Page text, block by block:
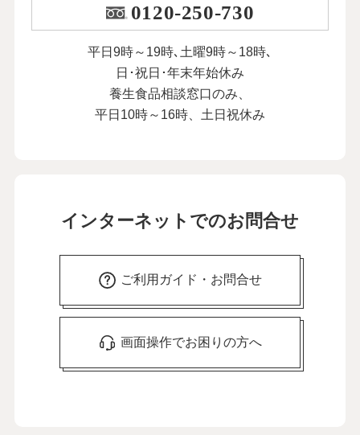
0120-250-730
平日9時～19時､土曜9時～18時､
日･祝日･年末年始休み
養生食品相談窓口のみ、
平日10時～16時、土日祝休み
インターネットでのお問合せ
ご利用ガイド・お問合せ
画面操作でお困りの方へ